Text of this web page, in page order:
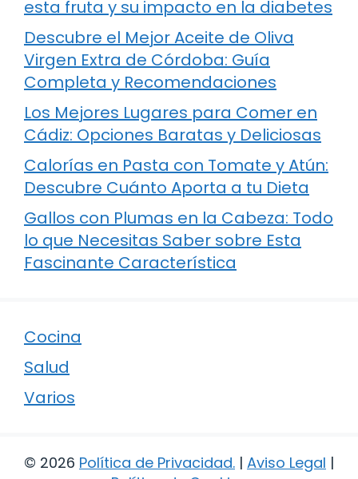
esta fruta y su impacto en la diabetes
Descubre el Mejor Aceite de Oliva
Virgen Extra de Córdoba: Guía
Completa y Recomendaciones
Los Mejores Lugares para Comer en
Cádiz: Opciones Baratas y Deliciosas
Calorías en Pasta con Tomate y Atún:
Descubre Cuánto Aporta a tu Dieta
Gallos con Plumas en la Cabeza: Todo
lo que Necesitas Saber sobre Esta
Fascinante Característica
Cocina
Salud
Varios
© 2026 Política de Privacidad. | Aviso Legal |